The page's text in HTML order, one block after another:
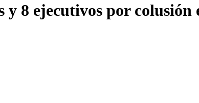
y 8 ejecutivos por